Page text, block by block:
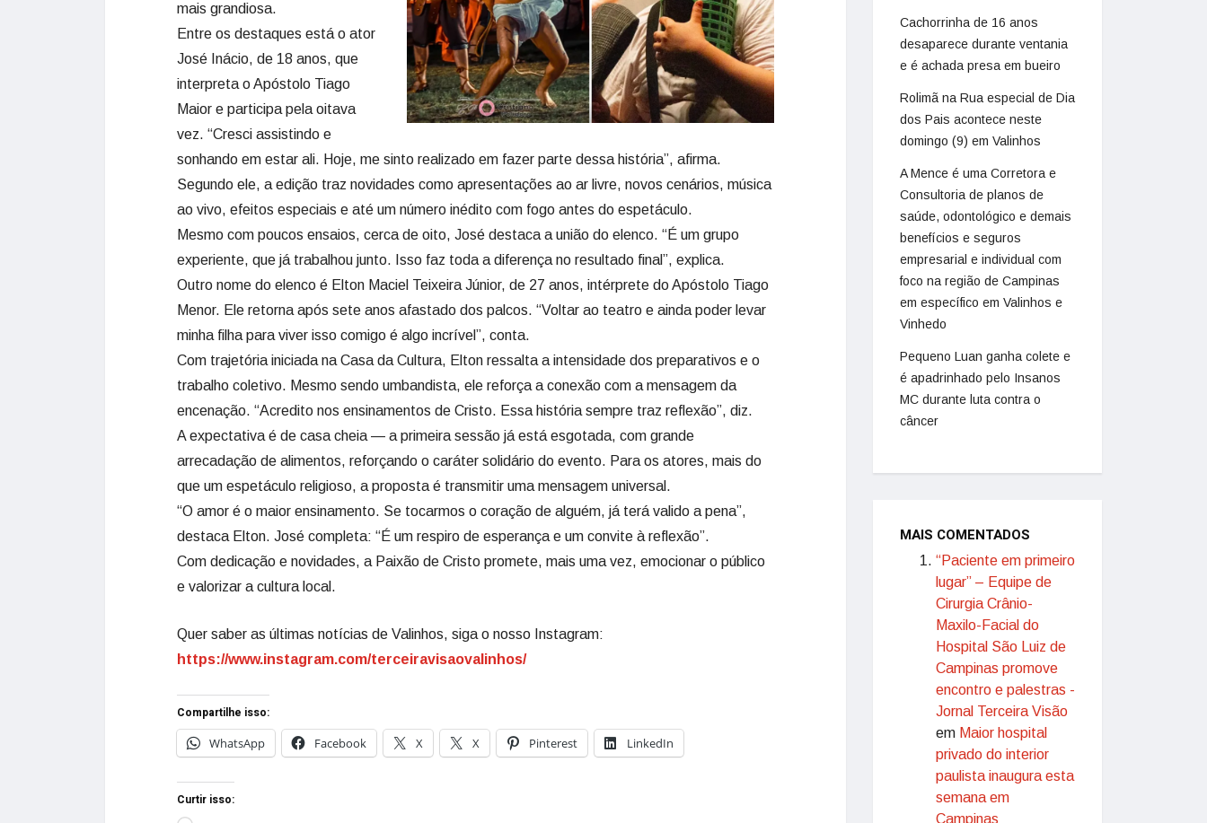
mais grandiosa.
Entre os destaques está o ator
José Inácio, de 18 anos, que
interpreta o Apóstolo Tiago
Maior e participa pela oitava
vez. “Cresci assistindo e
sonhando em estar ali. Hoje, me sinto realizado em fazer parte dessa história”, afirma.
Segundo ele, a edição traz novidades como apresentações ao ar livre, novos cenários, música
ao vivo, efeitos especiais e até um número inédito com fogo antes do espetáculo.
Mesmo com poucos ensaios, cerca de oito, José destaca a união do elenco. “É um grupo
experiente, que já trabalhou junto. Isso faz toda a diferença no resultado final”, explica.
Outro nome do elenco é Elton Maciel Teixeira Júnior, de 27 anos, intérprete do Apóstolo Tiago
Menor. Ele retorna após sete anos afastado dos palcos. “Voltar ao teatro e ainda poder levar
minha filha para viver isso comigo é algo incrível”, conta.
Com trajetória iniciada na Casa da Cultura, Elton ressalta a intensidade dos preparativos e o
trabalho coletivo. Mesmo sendo umbandista, ele reforça a conexão com a mensagem da
encenação. “Acredito nos ensinamentos de Cristo. Essa história sempre traz reflexão”, diz.
A expectativa é de casa cheia — a primeira sessão já está esgotada, com grande
arrecadação de alimentos, reforçando o caráter solidário do evento. Para os atores, mais do
que um espetáculo religioso, a proposta é transmitir uma mensagem universal.
“O amor é o maior ensinamento. Se tocarmos o coração de alguém, já terá valido a pena”,
destaca Elton. José completa: “É um respiro de esperança e um convite à reflexão”.
Com dedicação e novidades, a Paixão de Cristo promete, mais uma vez, emocionar o público
e valorizar a cultura local.
Quer saber as últimas notícias de Valinhos, siga o nosso Instagram:
https://www.instagram.com/terceiravisaovalinhos/
Compartilhe isso:
WhatsApp
Facebook X X Pinterest LinkedIn
Curtir isso:
Cachorrinha de 16 anos
desaparece durante ventania
e é achada presa em bueiro
Rolimã na Rua especial de Dia
dos Pais acontece neste
domingo (9) em Valinhos
A Mence é uma Corretora e
Consultoria de planos de
saúde, odontológico e demais
benefícios e seguros
empresarial e individual com
foco na região de Campinas
em específico em Valinhos e
Vinhedo
Pequeno Luan ganha colete e
é apadrinhado pelo Insanos
MC durante luta contra o
câncer
MAIS COMENTADOS
“Paciente em primeiro
lugar” – Equipe de
Cirurgia Crânio-
Maxilo-Facial do
Hospital São Luiz de
Campinas promove
encontro e palestras -
Jornal Terceira Visão
em Maior hospital
privado do interior
paulista inaugura esta
semana em
Campinas